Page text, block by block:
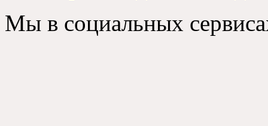
Мы в социальных